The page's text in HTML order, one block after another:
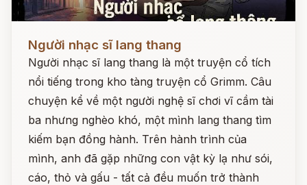
Người nhạc sĩ lang thang
Người nhạc sĩ lang thang là một truyện cổ tích
nổi tiếng trong kho tàng truyện cổ Grimm. Câu
chuyện kể về một người nghệ sĩ chơi vĩ cầm tài
ba nhưng nghèo khó, một mình lang thang tìm
kiếm bạn đồng hành. Trên hành trình của
mình, anh đã gặp những con vật kỳ lạ như sói,
cáo, thỏ và gấu - tất cả đều muốn trở thành